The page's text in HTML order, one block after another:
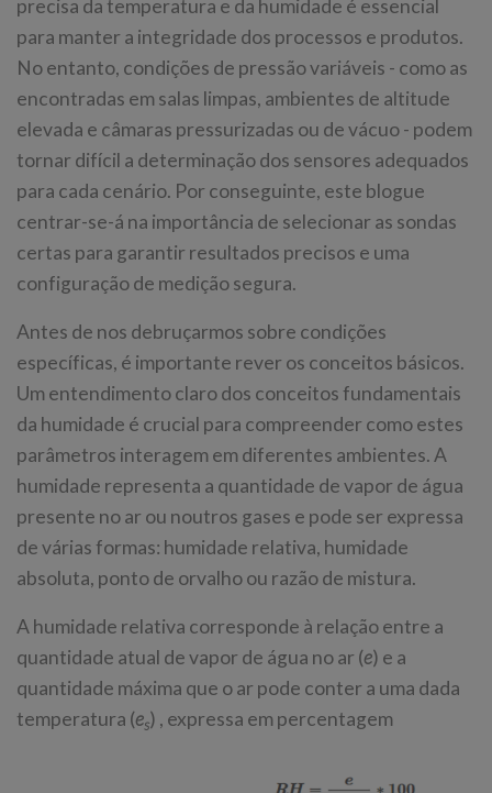
precisa da temperatura e da humidade é essencial
para manter a integridade dos processos e produtos.
No entanto, condições de pressão variáveis - como as
encontradas em salas limpas, ambientes de altitude
elevada e câmaras pressurizadas ou de vácuo - podem
tornar difícil a determinação dos sensores adequados
para cada cenário. Por conseguinte, este blogue
centrar-se-á na importância de selecionar as sondas
certas para garantir resultados precisos e uma
configuração de medição segura.
Antes de nos debruçarmos sobre condições
específicas, é importante rever os conceitos básicos.
Um entendimento claro dos conceitos fundamentais
da humidade é crucial para compreender como estes
parâmetros interagem em diferentes ambientes. A
humidade representa a quantidade de vapor de água
presente no ar ou noutros gases e pode ser expressa
de várias formas: humidade relativa, humidade
absoluta, ponto de orvalho ou razão de mistura.
A humidade relativa corresponde à relação entre a
quantidade atual de vapor de água no ar (e) e a
quantidade máxima que o ar pode conter a uma dada
temperatura (es) , expressa em percentagem